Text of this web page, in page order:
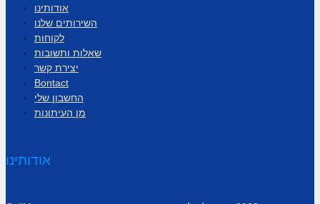
אודותינו
השירותים שלנו
לקוחות
שאלות ותשובות
יצירת קשר
Bontact
החשבון שלי
מן העיתונות
אודותינו